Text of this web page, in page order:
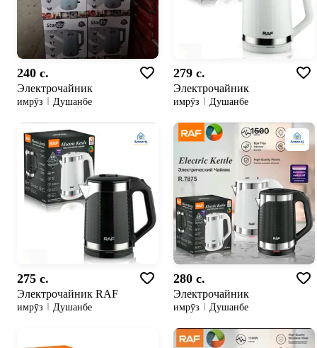
240 c.
Электрочайник
имрӯз Душанбе
279 c.
Электрочайник
имрӯз Душанбе
275 c.
Электрочайник RAF
имрӯз Душанбе
280 c.
Электрочайник
имрӯз Душанбе